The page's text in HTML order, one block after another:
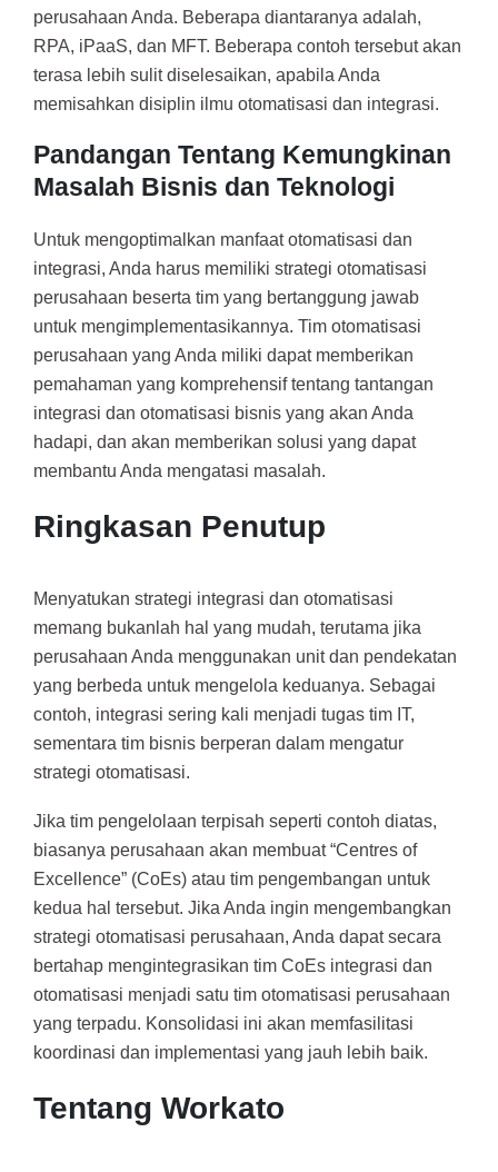
perusahaan Anda. Beberapa diantaranya adalah,
RPA, iPaaS, dan MFT. Beberapa contoh tersebut akan
terasa lebih sulit diselesaikan, apabila Anda
memisahkan disiplin ilmu otomatisasi dan integrasi.
Pandangan Tentang Kemungkinan
Masalah Bisnis dan Teknologi
Untuk mengoptimalkan manfaat otomatisasi dan
integrasi, Anda harus memiliki strategi otomatisasi
perusahaan beserta tim yang bertanggung jawab
untuk mengimplementasikannya. Tim otomatisasi
perusahaan yang Anda miliki dapat memberikan
pemahaman yang komprehensif tentang tantangan
integrasi dan otomatisasi bisnis yang akan Anda
hadapi, dan akan memberikan solusi yang dapat
membantu Anda mengatasi masalah.
Ringkasan Penutup
Menyatukan strategi integrasi dan otomatisasi
memang bukanlah hal yang mudah, terutama jika
perusahaan Anda menggunakan unit dan pendekatan
yang berbeda untuk mengelola keduanya. Sebagai
contoh, integrasi sering kali menjadi tugas tim IT,
sementara tim bisnis berperan dalam mengatur
strategi otomatisasi.
Jika tim pengelolaan terpisah seperti contoh diatas,
biasanya perusahaan akan membuat “Centres of
Excellence” (CoEs) atau tim pengembangan untuk
kedua hal tersebut. Jika Anda ingin mengembangkan
strategi otomatisasi perusahaan, Anda dapat secara
bertahap mengintegrasikan tim CoEs integrasi dan
otomatisasi menjadi satu tim otomatisasi perusahaan
yang terpadu. Konsolidasi ini akan memfasilitasi
koordinasi dan implementasi yang jauh lebih baik.
Tentang Workato